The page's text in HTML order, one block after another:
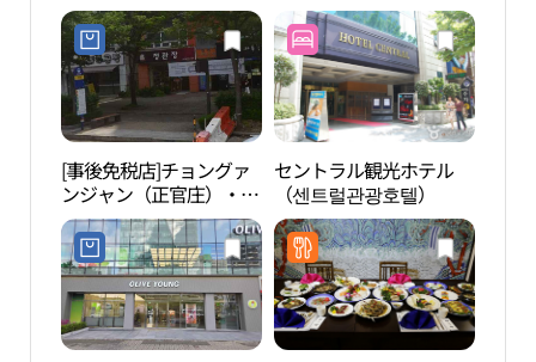
ョン（光州治坪）店(올
리브영 광주치평점)
[事後免税店]チョングァ
ンジャン（正官庄）・サ
ンム（尚武）店(정관장
상무점)
セントラル観光ホテル
（센트럴관광호텔）